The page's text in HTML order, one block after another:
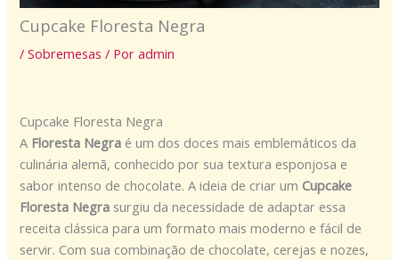
Cupcake Floresta Negra
/Sobremesas / Poradmin
Cupcake Floresta Negra
A Floresta Negra é um dos doces mais emblemáticos da
culinária alemã, conhecido por sua textura esponjosa e
sabor intenso de chocolate. A ideia de criar um Cupcake
Floresta Negra surgiu da necessidade de adaptar essa
receita clássica para um formato mais moderno e fácil de
servir. Com sua combinação de chocolate, cerejas e nozes,